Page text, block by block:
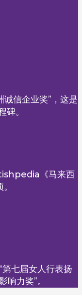
信企业奖”，这是
。
《马来西
七届女人行表扬
响力奖”。